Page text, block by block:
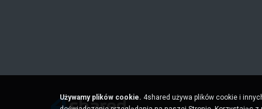
Używamy plików cookie. 4shared używa plików cookie i